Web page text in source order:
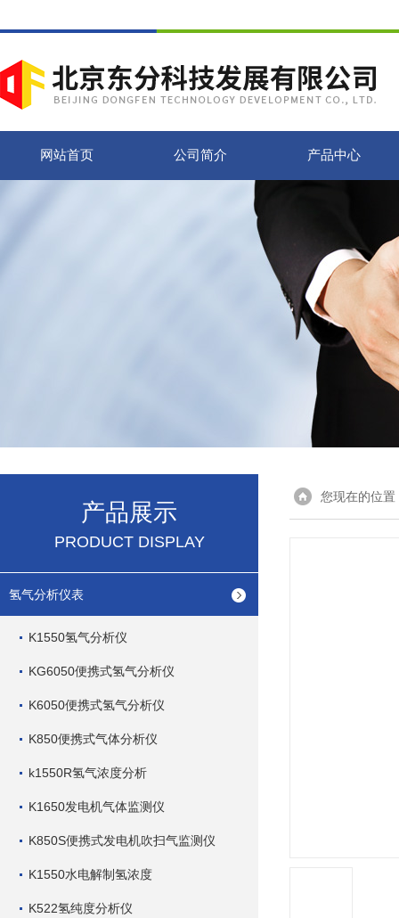
网站首页 公司简介 产品中心
产品展示
PRODUCT DISPLAY
氢气分析仪表
K1550氢气分析仪
KG6050便携式氢气分析仪
K6050便携式氢气分析仪
K850便携式气体分析仪
k1550R氢气浓度分析
K1650发电机气体监测仪
K850S便携式发电机吹扫气监测仪
K1550水电解制氢浓度
K522氢纯度分析仪
您现在的位置